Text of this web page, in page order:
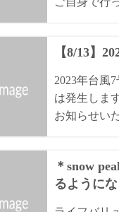
【8/13】
2023年台風
は発生しま
お知らせい
＊snow
るように